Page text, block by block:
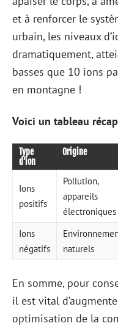
et à renforcer le
urbain, les niveaux
dramatiquement,
basses que 10 ions
en montagne !
Voici un tableau
Type
d’ion
Origine
Ions
positifs
Pollution,
appareils
électroniques
Ions
négatifs
naturels
En somme, pour
il est vital
optimisation de la